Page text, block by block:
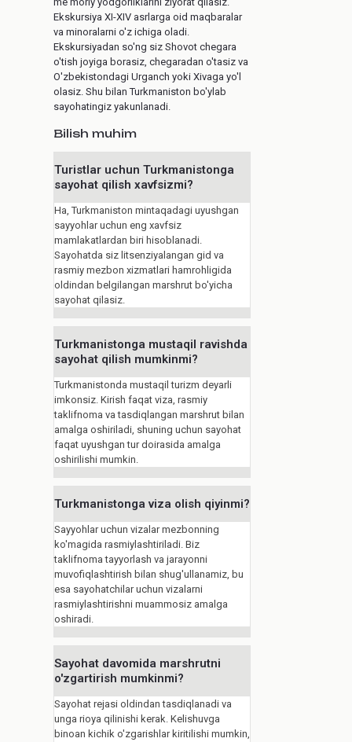
Ekskursiya XI-XIV asrlarga oid maqbaralar
va minoralarni o'z ichiga oladi.
Ekskursiyadan so'ng siz Shovot chegara
o'tish joyiga borasiz, chegaradan o'tasiz va
O'zbekistondagi Urganch yoki Xivaga yo'l
olasiz. Shu bilan Turkmaniston bo'ylab
sayohatingiz yakunlanadi.
Bilish muhim
Turistlar uchun Turkmanistonga
sayohat qilish xavfsizmi?
Ha, Turkmaniston mintaqadagi uyushgan
sayyohlar uchun eng xavfsiz
mamlakatlardan biri hisoblanadi.
Sayohatda siz litsenziyalangan gid va
rasmiy mezbon xizmatlari hamrohligida
oldindan belgilangan marshrut bo'yicha
sayohat qilasiz.
Turkmanistonga mustaqil ravishda
sayohat qilish mumkinmi?
Turkmanistonda mustaqil turizm deyarli
imkonsiz. Kirish faqat viza, rasmiy
taklifnoma va tasdiqlangan marshrut bilan
amalga oshiriladi, shuning uchun sayohat
faqat uyushgan tur doirasida amalga
oshirilishi mumkin.
Turkmanistonga viza olish qiyinmi?
Sayyohlar uchun vizalar mezbonning
ko'magida rasmiylashtiriladi. Biz
taklifnoma tayyorlash va jarayonni
muvofiqlashtirish bilan shug'ullanamiz, bu
esa sayohatchilar uchun vizalarni
rasmiylashtirishni muammosiz amalga
oshiradi.
Sayohat davomida marshrutni
o'zgartirish mumkinmi?
Sayohat rejasi oldindan tasdiqlanadi va
unga rioya qilinishi kerak. Kelishuvga
binoan kichik o'zgarishlar kiritilishi mumkin,